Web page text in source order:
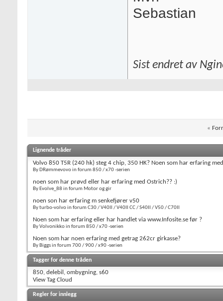
Sebastian
Sist endret av
«
Lignende tråder
Volvo 850 T5R (240 hk) steg 4 chip, 350 HK? Noen som har erfaring
By DRømmevovo in forum 850 / x70 -serien
noen som har prøvd eller har erfaring med Ostrich?? :)
By Evolve_88 in forum Motor og gir
noen son har erfaring m senkefjører v50
By turbo-volvo in forum C30 / V40II / V40II CC / S40II / V50 / C70II
Noen som har erfaring eller har handlet via www.Infosite.se før ?
By Volvonikko in forum 850 / x70 -serien
Noen som har noen erfaring med getrag 262cr girkasse?
By Biggs in forum 700 / 900 / x90 -serien
Tagger for denne tråden
850, delebil , ombygning, s60
View Tag Cloud
Regler for innlegg